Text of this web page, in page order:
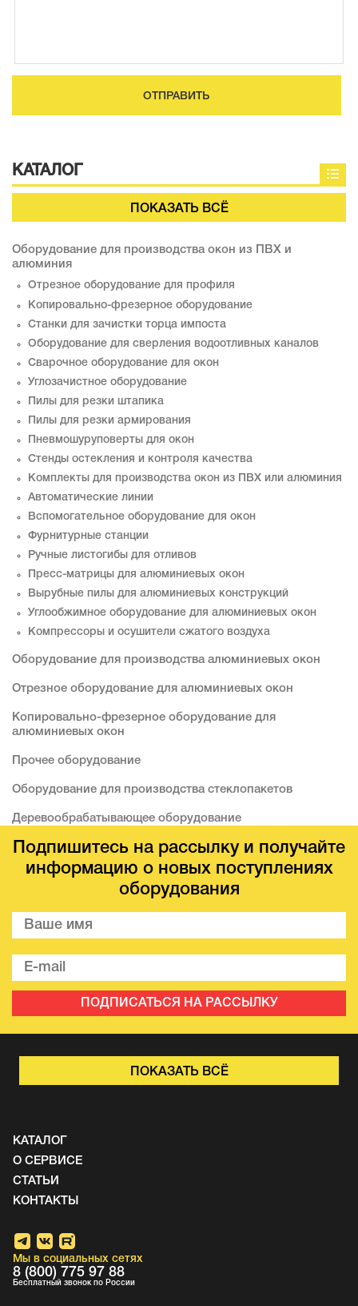
ОТПРАВИТЬ
КАТАЛОГ
ПОКАЗАТЬ ВСЁ
Оборудование для производства окон из ПВХ и
алюминия
Отрезное оборудование для профиля
Копировально-фрезерное оборудование
Станки для зачистки торца импоста
Оборудование для сверления водоотливных каналов
Сварочное оборудование для окон
Углозачистное оборудование
Пилы для резки штапика
Пилы для резки армирования
Пневмошуруповерты для окон
Стенды остекления и контроля качества
Комплекты для производства окон из ПВХ или алюминия
Автоматические линии
Вспомогательное оборудование для окон
Фурнитурные станции
Ручные листогибы для отливов
Пресс-матрицы для алюминиевых окон
Вырубные пилы для алюминиевых конструкций
Углообжимное оборудование для алюминиевых окон
Компрессоры и осушители сжатого воздуха
Оборудование для производства алюминиевых окон
Отрезное оборудование для алюминиевых окон
Копировально-фрезерное оборудование для
алюминиевых окон
Прочее оборудование
Оборудование для производства стеклопакетов
Деревообрабатывающее оборудование
Подпишитесь на рассылку и получайте
информацию о новых поступлениях
оборудования
ПОДПИСАТЬСЯ НА РАССЫЛКУ
ПОКАЗАТЬ ВСЁ
КАТАЛОГ
О СЕРВИСЕ
СТАТЬИ
КОНТАКТЫ
Мы в социальных сетях
8 (800) 775 97 88
Бесплатный звонок по России